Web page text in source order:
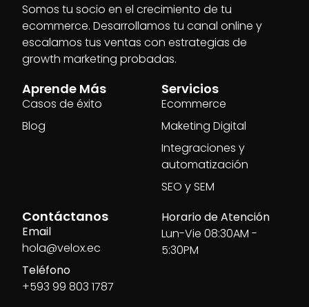
Somos tu socio en el crecimiento de tu
ecommerce. Desarrollamos tu canal online y
escalamos tus ventas con estrategias de
growth marketing probadas.
Aprende Más
Casos de éxito
Blog
Servicios
Ecommerce
Maketing Digital
Integraciones y
automatización
SEO y SEM
Contáctanos
Email
hola@velox.ec
Teléfono
+593 99 803 1787
Horario de Atención
Lun-Vie 08:30AM -
5:30PM